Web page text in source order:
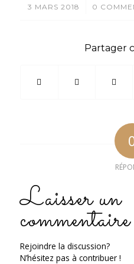
3 MARS 2018
/ 0
Partager
Laisser un
commentaire
Rejoindre la discussion?
N’hésitez pas à contribuer !